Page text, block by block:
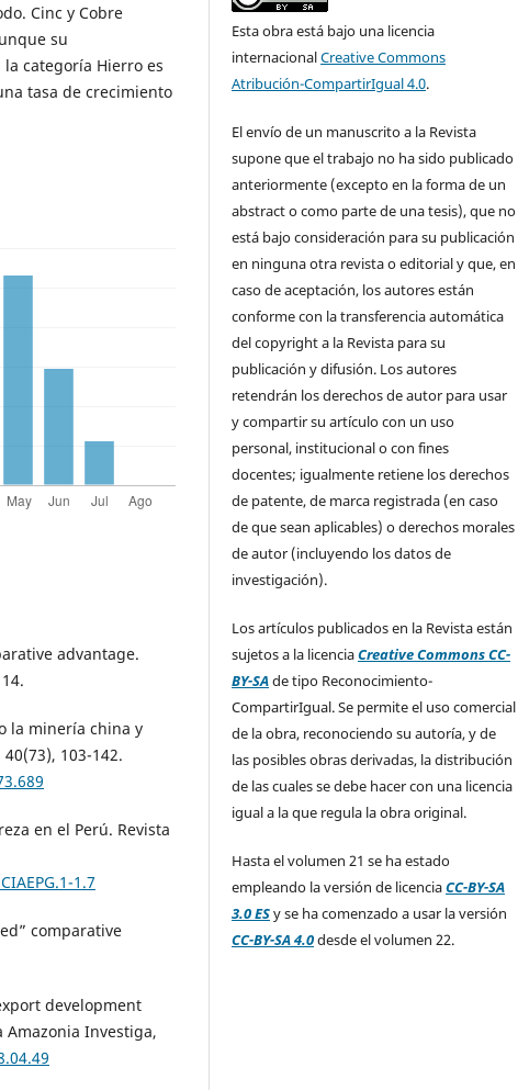
Cinc y Cobre
su
categoría Hierro es
tasa de crecimiento
advantage.
la minería china y
103-142.
en el Perú. Revista
1.7
comparative
development
Investiga,
Esta obra está bajo una licencia
internacionalCreative Commons
Atribución-CompartirIgual 4.0.
El envío de un manuscrito a la Revista
supone que el trabajo no ha sido publicado
anteriormente (excepto en la forma de un
abstract o como parte de una tesis), que no
está bajo consideración para su publicación
en ninguna otra revista o editorial y que, en
caso de aceptación, los autores están
conforme con la transferencia automática
del copyright a la Revista para su
publicación y difusión. Los autores
retendrán los derechos de autor para usar
y compartir su artículo con un uso
personal, institucional o con fines
docentes; igualmente retiene los derechos
de patente, de marca registrada (en caso
de que sean aplicables) o derechos morales
de autor (incluyendo los datos de
investigación).
Los artículos publicados en la Revista están
sujetos a la licenciaCreative Commons CC-
BY-SAde tipo Reconocimiento-
CompartirIgual. Se permite el uso comercial
de la obra, reconociendo su autoría, y de
las posibles obras derivadas, la distribución
de las cuales se debe hacer con una licencia
igual a la que regula la obra original.
Hasta el volumen 21 se ha estado
empleando la versión de licenciaCC-BY-SA
3.0 ESy se ha comenzado a usar la versión
CC-BY-SA 4.0desde el volumen 22.